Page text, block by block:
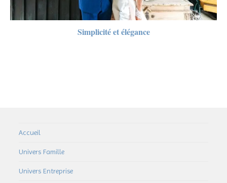
Simplicité et élégance
Accueil
Univers Famille
Univers Entreprise